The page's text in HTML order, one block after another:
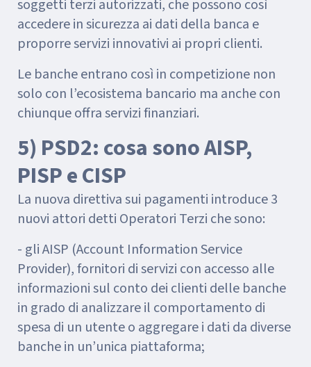
soggetti terzi autorizzati, che possono così
accedere in sicurezza ai dati della banca e
proporre servizi innovativi ai propri clienti.
Le banche entrano così in competizione non
solo con l’ecosistema bancario ma anche con
chiunque offra servizi finanziari.
5) PSD2: cosa sono AISP,
PISP e CISP
La nuova direttiva sui pagamenti introduce 3
nuovi attori detti Operatori Terzi che sono:
- gli AISP (Account Information Service
Provider), fornitori di servizi con accesso alle
informazioni sul conto dei clienti delle banche
in grado di analizzare il comportamento di
spesa di un utente o aggregare i dati da diverse
banche in un’unica piattaforma;